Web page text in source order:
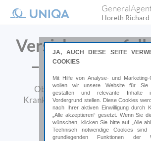
Horeth Richard
Versicherungsfall
– hier sind Sie
Ob Haushalts-Schaden, Kfz-
Krankenversicherung einreichen –
einfach und
JA, AUCH DIESE SEITE
COOKIES
Mit Hilfe von Analyse- und Marketing-
wollen wir unsere Website für Sie
gestalten und relevante Inhalte
Vordergrund stellen. Diese Cookies
nach Ihrer aktiven Einwilligung durch
„Alle akzeptieren“ gesetzt. Wenn Sie
wünschen, klicken Sie bitte auf „Alle
Technisch notwendige Cookies
grundlegenden Funktionen der